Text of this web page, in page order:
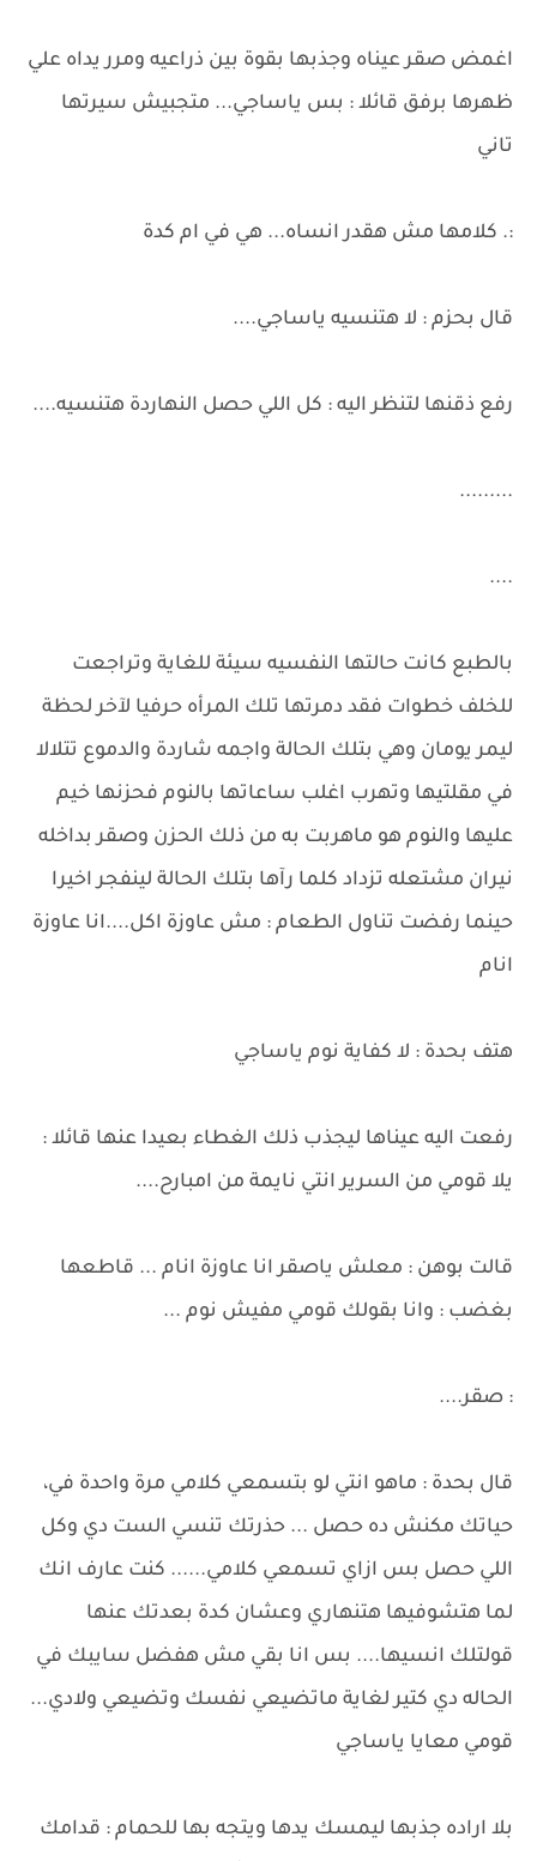
اغمض صقر عيناه وجذبها بقوة بين ذراعيه ومرر يداه علي
ظهرها برفق قائلا : بس ياساجي... متجبيش سيرتها
تاني
:. كلامها مش هقدر انساه... هي في ام كدة
قال بحزم : لا هتنسيه ياساجي....
رفع ذقنها لتنظر اليه : كل اللي حصل النهاردة هتنسيه....
.........
....
بالطبع كانت حالتها النفسيه سيئة للغاية وتراجعت
للخلف خطوات فقد دمرتها تلك المرأه حرفيا لآخر لحظة
ليمر يومان وهي بتلك الحالة واجمه شاردة والدموع تتلالا
في مقلتيها وتهرب اغلب ساعاتها بالنوم فحزنها خيم
عليها والنوم هو ماهربت به من ذلك الحزن وصقر بداخله
نيران مشتعله تزداد كلما رآها بتلك الحالة لينفجر اخيرا
حينما رفضت تناول الطعام : مش عاوزة اكل....انا عاوزة
انام
هتف بحدة : لا كفاية نوم ياساجي
رفعت اليه عيناها ليجذب ذلك الغطاء بعيدا عنها قائلا :
يلا قومي من السرير انتي نايمة من امبارح....
قالت بوهن : معلش ياصقر انا عاوزة انام ... قاطعها
بغضب : وانا بقولك قومي مفيش نوم ...
: صقر....
قال بحدة : ماهو انتي لو بتسمعي كلامي مرة واحدة في،
حياتك مكنش ده حصل ... حذرتك تنسي الست دي وكل
اللي حصل بس ازاي تسمعي كلامي...... كنت عارف انك
لما هتشوفيها هتنهاري وعشان كدة بعدتك عنها
قولتلك انسيها.... بس انا بقي مش هفضل سايبك في
الحاله دي كتير لغاية ماتضيعي نفسك وتضيعي ولادي...
قومي معايا ياساجي
بلا اراده جذبها ليمسك يدها ويتجه بها للحمام : قدامك